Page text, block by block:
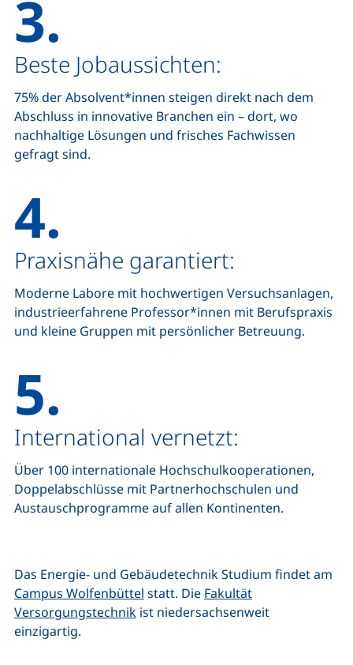
3.
Beste Jobaussichten:
75% der Absolvent*innen steigen direkt nach dem
Abschluss in innovative Branchen ein – dort, wo
nachhaltige Lösungen und frisches Fachwissen
gefragt sind.
4.
Praxisnähe garantiert:
Moderne Labore mit hochwertigen Versuchsanlagen,
industrieerfahrene Professor*innen mit Berufspraxis
und kleine Gruppen mit persönlicher Betreuung.
5.
International vernetzt:
Über 100 internationale Hochschulkooperationen,
Doppelabschlüsse mit Partnerhochschulen und
Austauschprogramme auf allen Kontinenten.
Das Energie- und Gebäudetechnik Studium findet am
Campus Wolfenbüttel statt. Die Fakultät
Versorgungstechnik ist niedersachsenweit
einzigartig.